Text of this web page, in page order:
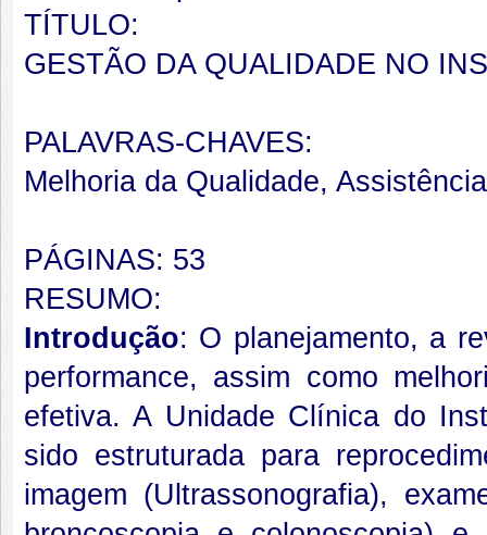
TÍTULO:
GESTÃO DA QUALIDADE NO
PALAVRAS-CHAVES:
Melhoria da Qualidade,
PÁGINAS: 53
RESUMO:
Introdução: O planejamento, a
performance, assim como
efetiva. A Unidade Clínica do
sido estruturada para
imagem (Ultrassonografia),